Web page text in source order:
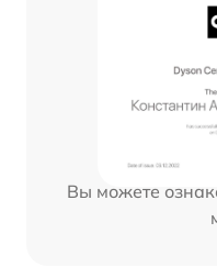
Вы можете